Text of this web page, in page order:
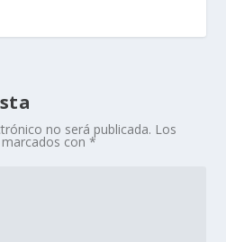
no será publicada. Los
con*